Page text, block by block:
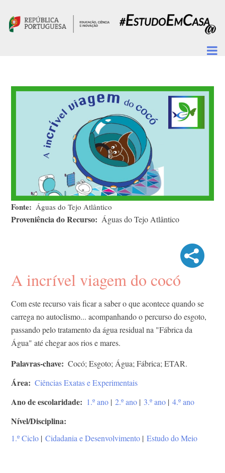
Fonte Águas do Tejo Atlântico
Proveniência do Recurso Águas do Tejo Atlântico
A incrível viagem do cocó
Com este recurso vais ficar a saber o que acontece quando se
carrega no autoclismo... acompanhando o percurso do esgoto,
passando pelo tratamento da água residual na "Fábrica da
Água" até chegar aos rios e mares.
Palavras-chave Cocó; Esgoto; Água; Fábrica; ETAR.
Área Ciências Exatas e Experimentais
Ano de escolaridade 1.º ano | 2.º ano | 3.º ano | 4.º ano
Nível/Disciplina
1.º Ciclo | Cidadania e Desenvolvimento | Estudo do Meio